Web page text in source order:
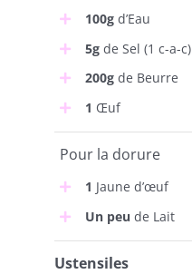
100gd’Eau
5gde Sel (1 c-a-c)
200gde Beurre
1 Œuf
Pour la dorure
1 Jaune d’œuf
Un peu de Lait
Ustensiles